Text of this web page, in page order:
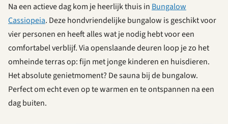
Na een actieve dag kom je heerlijk thuis in Bungalow
Cassiopeia. Deze hondvriendelijke bungalow is geschikt voor
vier personen en heeft alles wat je nodig hebt voor een
comfortabel verblijf. Via openslaande deuren loop je zo het
omheinde terras op: fijn met jonge kinderen en huisdieren.
Het absolute genietmoment? De sauna bij de bungalow.
Perfect om echt even op te warmen en te ontspannen na een
dag buiten.